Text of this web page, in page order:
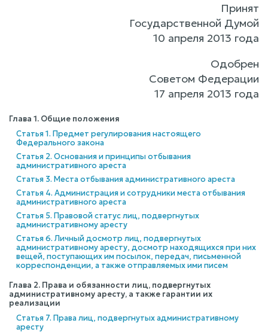
Принят
Государственной Думой
10 апреля 2013 года
Одобрен
Советом Федерации
17 апреля 2013 года
Глава 1. Общие положения
Статья 1. Предмет регулирования настоящего
Федерального закона
Статья 2. Основания и принципы отбывания
административного ареста
Статья 3. Места отбывания административного ареста
Статья 4. Администрация и сотрудники места отбывания
административного ареста
Статья 5. Правовой статус лиц, подвергнутых
административному аресту
Статья 6. Личный досмотр лиц, подвергнутых
административному аресту, досмотр находящихся при них
вещей, поступающих им посылок, передач, письменной
корреспонденции, а также отправляемых ими писем
Глава 2. Права и обязанности лиц, подвергнутых
административному аресту, а также гарантии их
реализации
Статья 7. Права лиц, подвергнутых административному
аресту